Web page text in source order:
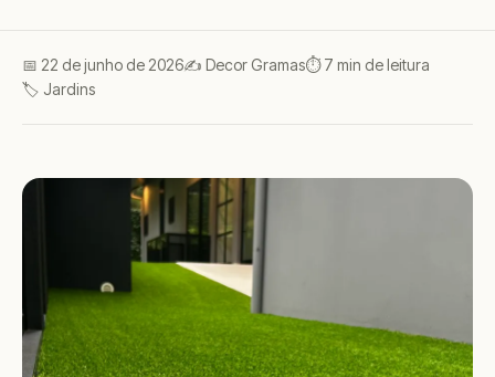
📅 22 de junho de 2026✍️ Decor Gramas⏱ 7 min de leitura
🏷️ Jardins